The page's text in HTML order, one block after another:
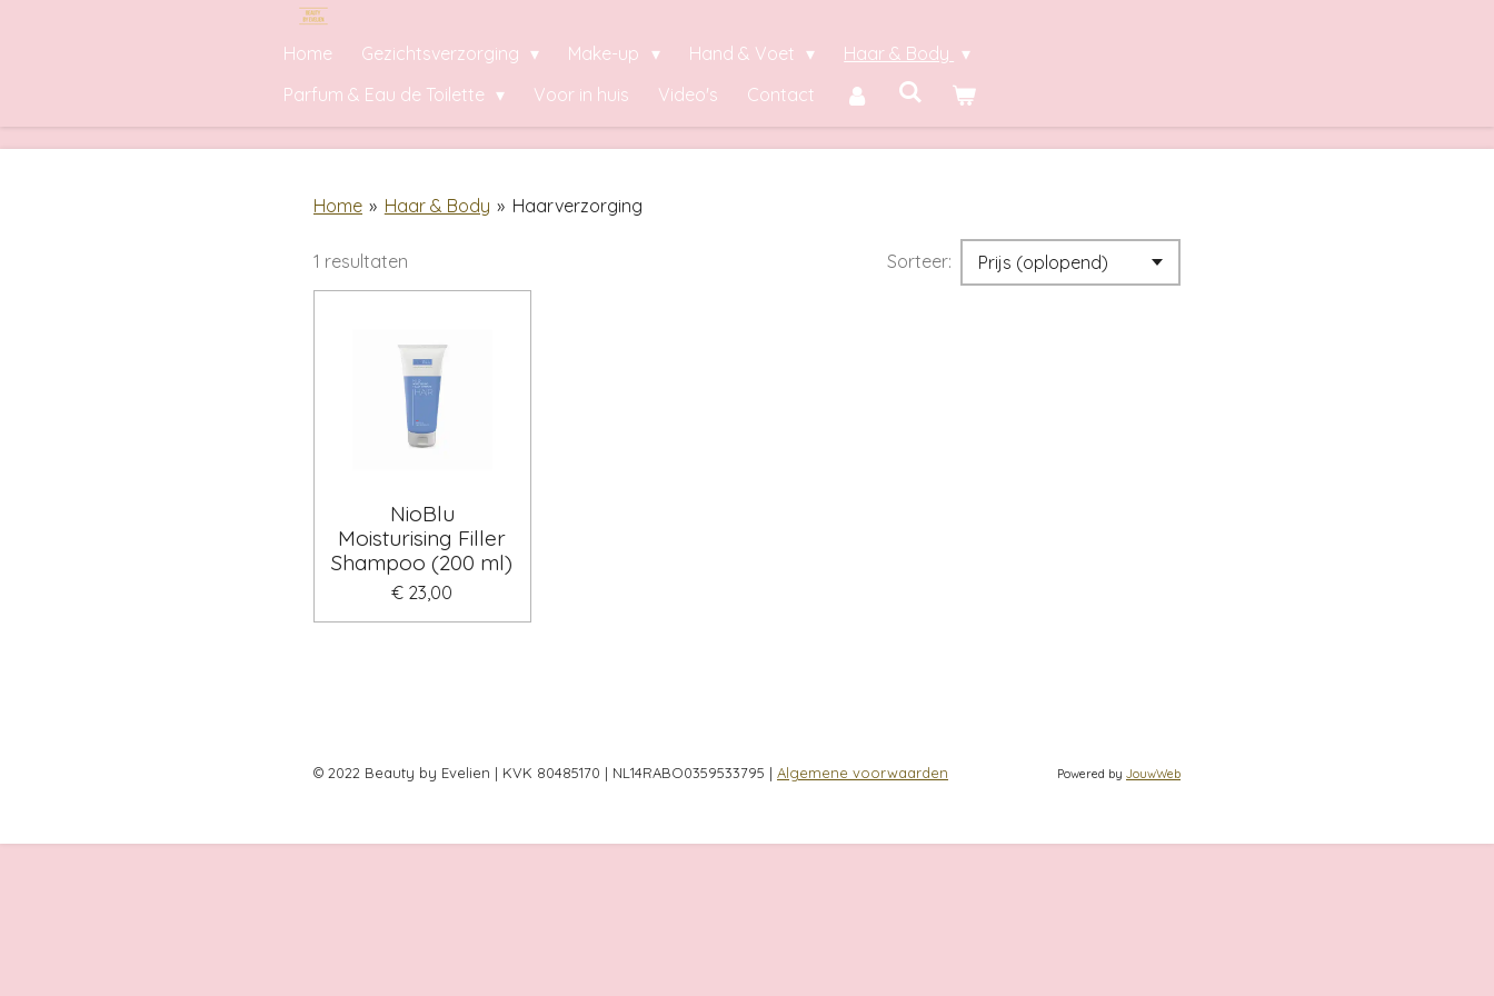
hoofdinhoud
Home Gezichtsverzorging Make-up Hand & Voet
Haar & Body
Parfum & Eau de Toilette
Voor in huis Video's Contact
Home » Haar & Body » Haarverzorging
1 resultaten Sorteer:
NioBlu
Moisturising Filler
Shampoo (200 ml)
€ 23,00
© 2022 Beauty by Evelien | KVK 80485170 | NL14RABO0359533795 | Algemene voorwaarden Powered by JouwWeb